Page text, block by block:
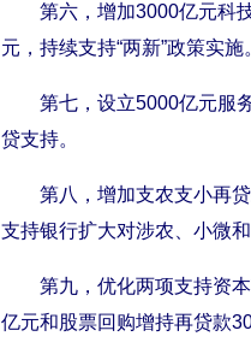
第六，增加3000亿元科技
元，持续支持“两新”政策实施
第七，设立5000亿元服务
贷支持。
第八，增加支农支小再贷
支持银行扩大对涉农、小微
第九，优化两项支持资本
亿元和股票回购增持再贷款